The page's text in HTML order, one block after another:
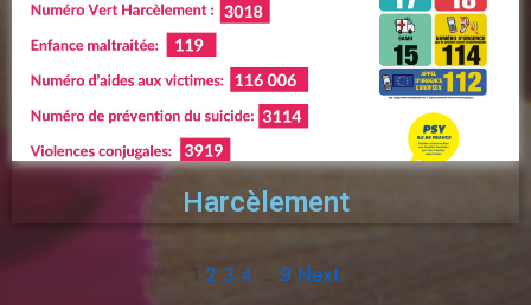
Harcèlement
1 2 3 4 … 9 Next